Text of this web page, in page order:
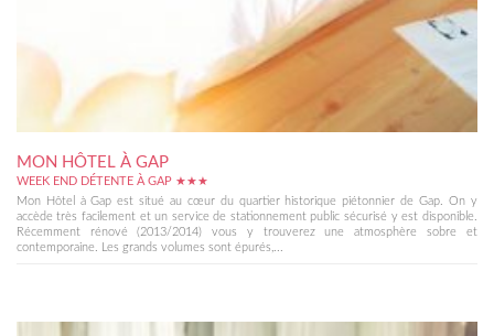
MON HÔTEL À GAP
WEEK END DÉTENTE À GAP ★★★
Mon Hôtel à Gap est situé au cœur du quartier historique piétonnier de Gap. On y
accède très facilement et un service de stationnement public sécurisé y est disponible.
Récemment rénové (2013/2014) vous y trouverez une atmosphère sobre et
contemporaine. Les grands volumes sont épurés,...